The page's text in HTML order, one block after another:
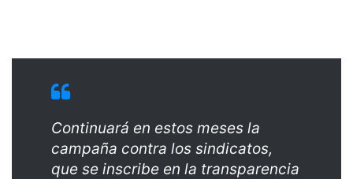
Continuará en estos meses la
campaña contra los sindicatos,
que se inscribe en la transparencia